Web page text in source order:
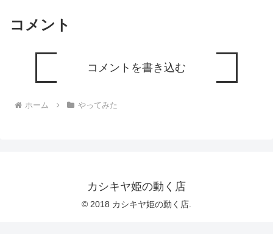
コメント
コメントを書き込む
ホーム やってみた
カシキヤ姫の動く店
© 2018 カシキヤ姫の動く店.